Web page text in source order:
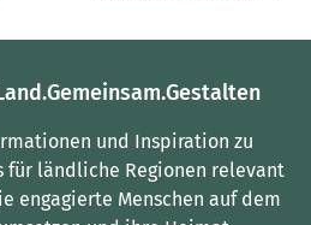
und Inspiration zu
für ländliche Regionen relevant
engagierte Menschen auf dem